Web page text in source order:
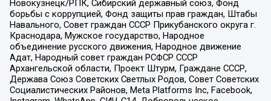
Новокузнецк/РПК, Сибирский державный союз, Фонд
борьбы с коррупцией, Фонд защиты прав граждан, Штабы
Навального, Совет граждан СССР Прикубанского округа г.
Краснодара, Мужское государство, Народное
объединение русского движения, Народное движение
Адат, Народный совет граждан РСФСР СССР
Архангельской области, Проект Штурм, Граждане СССР,
Держава Союз Советских Светлых Родов, Совет Советских
Социалистических Районов, Meta Platforms Inc, Facebook,